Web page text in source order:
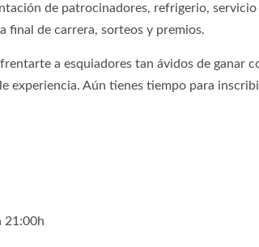
de patrocinadores, refrigerio, servicio
final de carrera, sorteos y premios.
a esquiadores tan ávidos de ganar
experiencia. Aún tienes tiempo para
21:00h